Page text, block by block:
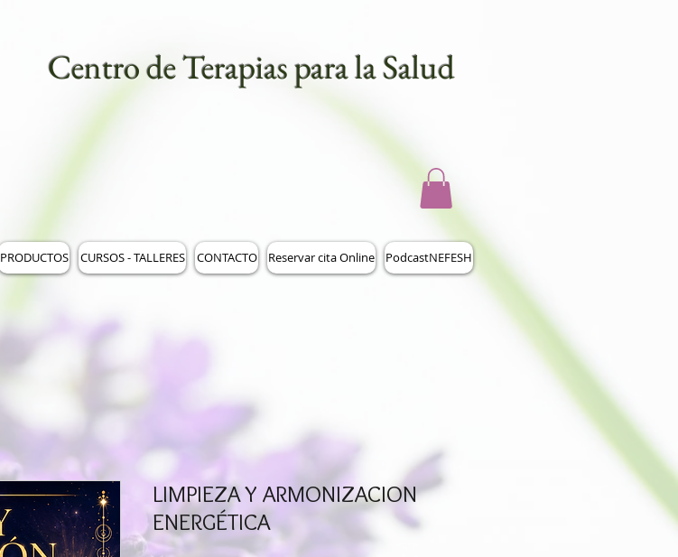
Centro de Terapias para la Salud
PRODUCTOS CURSOS - TALLERES CONTACTO Reservar cita Online PodcastNEFESH
LIMPIEZA Y ARMONIZACION
ENERGÉTICA